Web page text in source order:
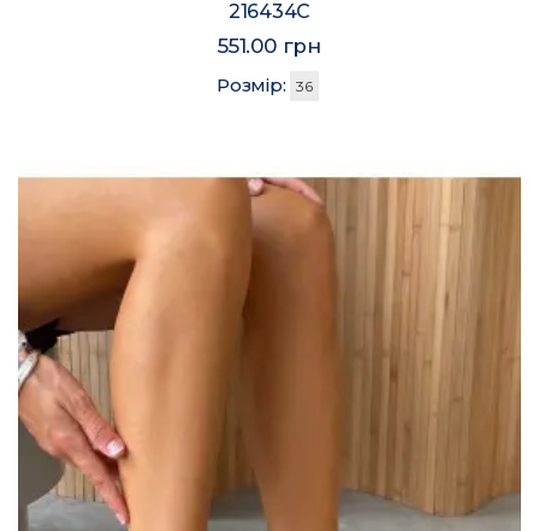
216434C
551.00 грн
Розмір: 36